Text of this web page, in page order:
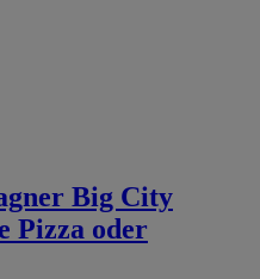
Big City
Pizza oder